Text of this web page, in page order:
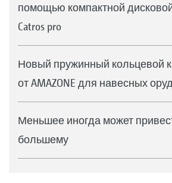
помощью компактной
Catros pro
Новый пружинный кольцевой
от AMAZONE для навесных
Меньшее иногда может
большему